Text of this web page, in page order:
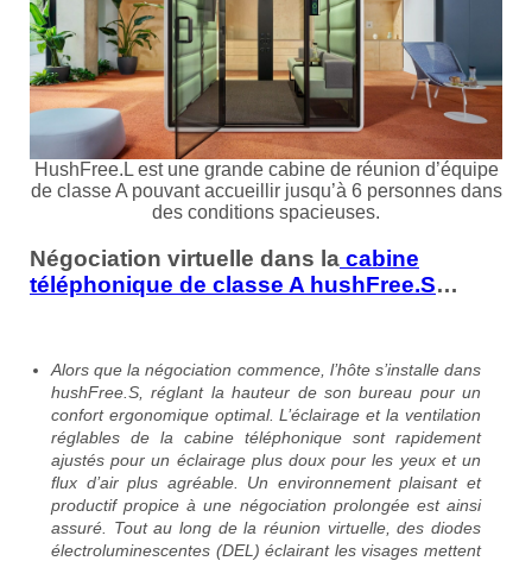
HushFree.L est une grande cabine de réunion d’équipe
de classe A pouvant accueillir jusqu’à 6 personnes dans
des conditions spacieuses.
Négociation virtuelle dans la cabine
téléphonique de classe A hushFree.S…
Alors que la négociation commence, l’hôte s’installe dans
hushFree.S, réglant la hauteur de son bureau pour un
confort ergonomique optimal. L’éclairage et la ventilation
réglables de la cabine téléphonique sont rapidement
ajustés pour un éclairage plus doux pour les yeux et un
flux d’air plus agréable. Un environnement plaisant et
productif propice à une négociation prolongée est ainsi
assuré. Tout au long de la réunion virtuelle, des diodes
électroluminescentes (DEL) éclairant les visages mettent